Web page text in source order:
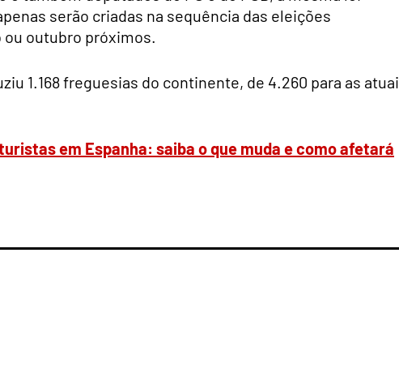
serão criadas na sequência das eleições
outubro próximos.
1.168 freguesias do continente, de 4.260 para as
em Espanha: saiba o que muda e como afetará